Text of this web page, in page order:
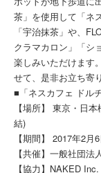
茶」を使用して「ネ
「宇治抹茶」や、
クラマカロン」「シ
楽しみいただけます
せて、是非お立ち寄
■「ネスカフェ ドル
【場所】 東京・日
結)
【期間】 2017年2
【共催】一般社団
【協力】NAKED